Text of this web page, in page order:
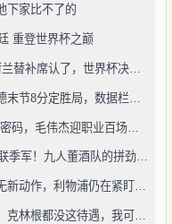
下家比不了的
重登世界杯之巅
两次炸场都是帕雷德斯！4年前爆射荷兰替补席认了，世界杯决赛再演冲突
大连英博3-1双杀泰山！李国旭曝赢球密码，毛伟杰迎职业百场里程碑
桐梓窖酒队斩获2026遵义酒业足球超联季军！九人董酒队的拼劲太戳人
罗马诺最新披露：阿森纳与巴尔科拉无新动作，利物浦仍在紧盯目标
杨瀚森在开拓者能玩弧顶发牌？段冉：克林根都没这待遇，我可不太看好